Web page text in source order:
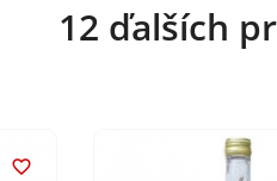
12 ďalších
